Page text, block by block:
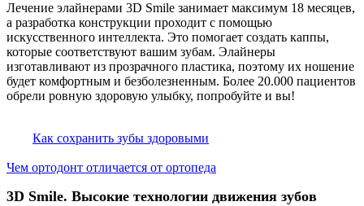
Лечение элайнерами 3D Smile занимает максимум 18 месяцев,
а разработка конструкции проходит с помощью
искусственного интеллекта. Это помогает создать каппы,
которые соответствуют вашим зубам. Элайнеры
изготавливают из прозрачного пластика, поэтому их ношение
будет комфортным и безболезненным. Более 20.000 пациентов
обрели ровную здоровую улыбку, попробуйте и вы!
Как сохранить зубы здоровыми
Чем ортодонт отличается от ортопеда
3D Smile. Высокие технологии движения зубов